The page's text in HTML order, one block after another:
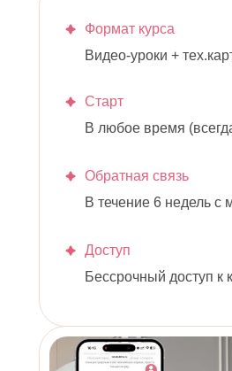
Формат курса
Видео-уроки +
Старт
В любое время
Доступ
Бессрочный доступ к
Обратная связь
В течение 6 недель с